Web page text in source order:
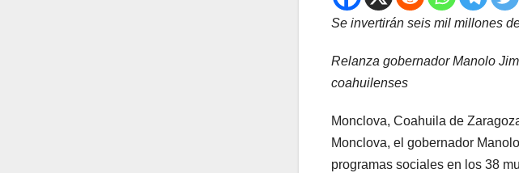
Se invertirán seis mil millones
Relanza gobernador Manolo
coahuilenses
Monclova, Coahuila de
Monclova, el gobernador
programas sociales en los 38